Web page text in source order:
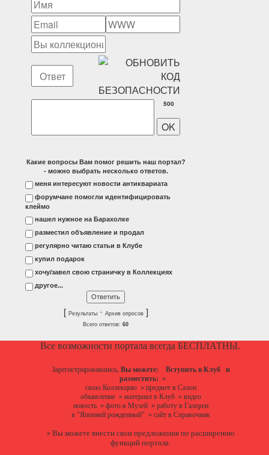
500
Какие вопросы Вам помог решить наш портал?
- можно выбрать несколько ответов.
меня интересуют новости антиквариата
форумчане помогли идентифицировать
клеймо
нашел нужное на Барахолке
разместил объявление и продал
регулярно читаю статьи в Клубе
купил подарок
хочу/завел свою страничку в Коллекциях
другое...
[ Результаты· Архив опросов]
Всего ответов: 60
Все возможности портала всегда БЕСПЛАТНЫ.
Зарегистрировавшись, Вы можете: Вступить в Клуб
и
разместить: »
свою Коллекцию» предмет в Салон
объявление» материал в Клуб» видео
новость» фото в Музей» работу в Галереи
в "Японией рожденный" » сайт в Справочник
» Вы можете внести свои предложенияпо расширению
функций портала.